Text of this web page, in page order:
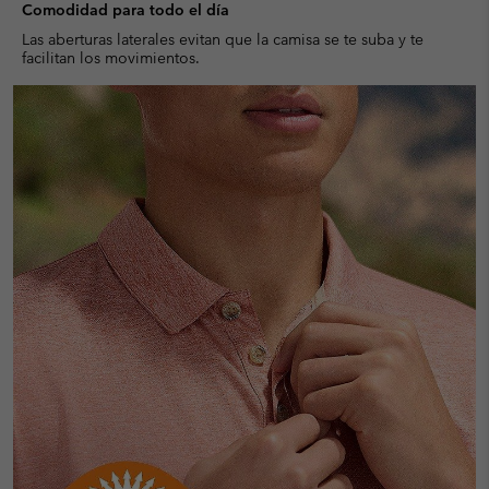
Comodidad para todo el día
Las aberturas laterales evitan que la camisa se te suba y te
facilitan los movimientos.